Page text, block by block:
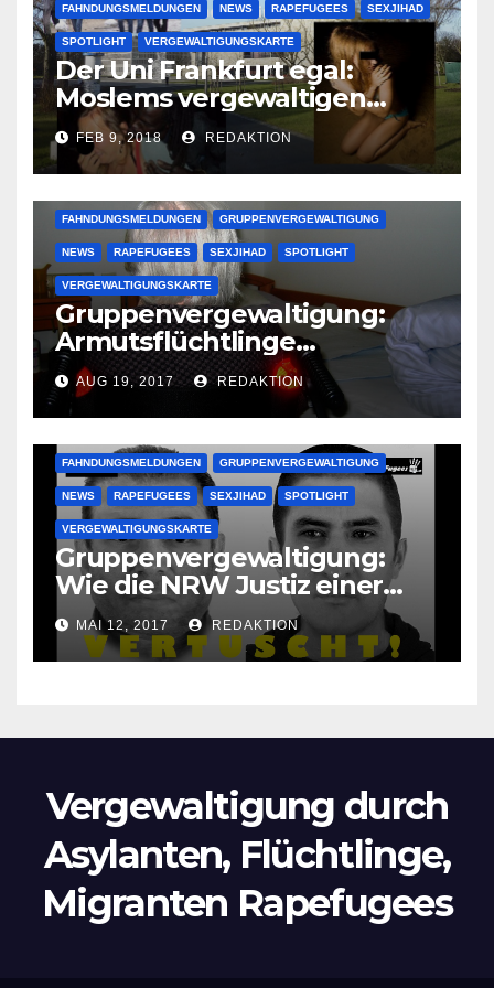
FAHNDUNGSMELDUNGEN NEWS RAPEFUGEES SEXJIHAD
SPOTLIGHT VERGEWALTIGUNGSKARTE
Der Uni Frankfurt egal:
Moslems vergewaltigen
deutsche Studentinnen auf
Uni-Campus
FEB 9, 2018 REDAKTION
FAHNDUNGSMELDUNGEN GRUPPENVERGEWALTIGUNG
NEWS RAPEFUGEES SEXJIHAD SPOTLIGHT
VERGEWALTIGUNGSKARTE
Gruppenvergewaltigung:
Armutsflüchtlinge
vergewaltigen bettlägerige
Oma im Schlaf
krankenhausreif
AUG 19, 2017 REDAKTION
FAHNDUNGSMELDUNGEN GRUPPENVERGEWALTIGUNG
NEWS RAPEFUGEES SEXJIHAD SPOTLIGHT
VERGEWALTIGUNGSKARTE
Gruppenvergewaltigung:
Wie die NRW Justiz einer
Lokalzeitung verbietet diese
Bilder zu veröffentlichen
MAI 12, 2017 REDAKTION
Vergewaltigung durch
Asylanten, Flüchtlinge,
Migranten Rapefugees